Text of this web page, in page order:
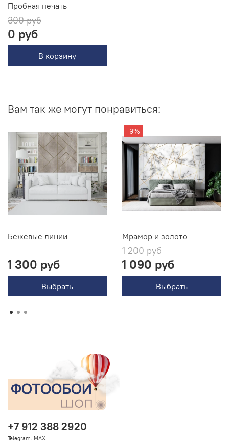
Пробная печать
300 руб
0 руб
В корзину
Вам так же могут понравиться:
Бежевые линии
1 300 руб
Выбрать
-9%
Мрамор и золото
1 200 руб
1 090 руб
Выбрать
+7 912 388 2920
Telegram. MAX